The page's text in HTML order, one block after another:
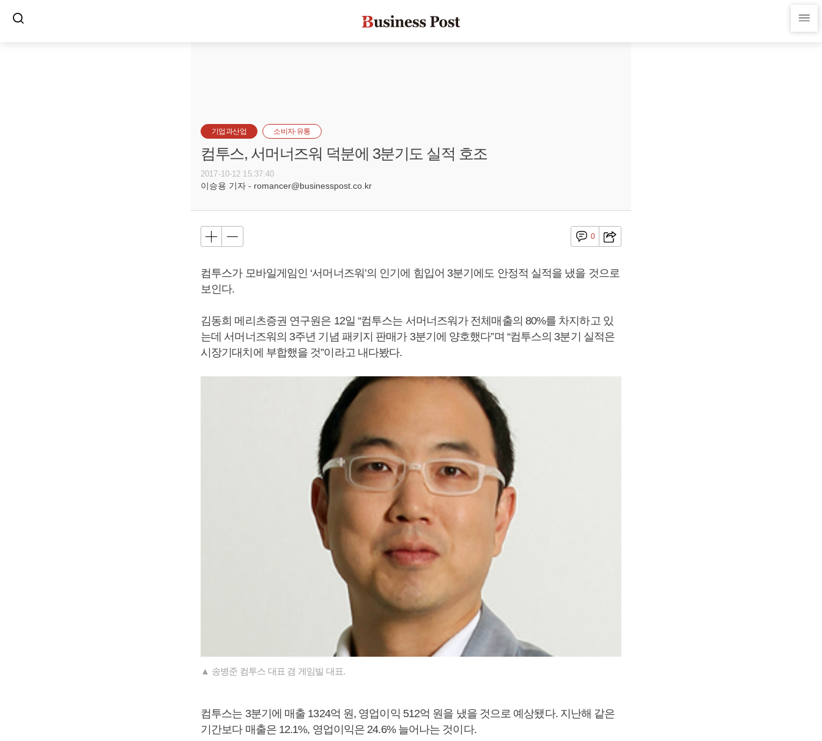
기업과산업 소비자·유통
컴투스, 서머너즈워 덕분에 3분기도 실적 호조
2017-10-12 15:37:40
이승용 기자 - romancer@businesspost.co.kr
0
컴투스가 모바일게임인 ‘서머너즈워’의 인기에 힘입어 3분기에도 안정적 실적을 냈을 것으로
보인다.
김동희 메리츠증권 연구원은 12일 “컴투스는 서머너즈워가 전체매출의 80%를 차지하고 있
는데 서머너즈워의 3주년 기념 패키지 판매가 3분기에 양호했다”며 “컴투스의 3분기 실적은
시장기대치에 부합했을 것”이라고 내다봤다.
▲ 송병준 컴투스 대표 겸 게임빌 대표.
컴투스는 3분기에 매출 1324억 원, 영업이익 512억 원을 냈을 것으로 예상됐다. 지난해 같은
기간보다 매출은 12.1%, 영업이익은 24.6% 늘어나는 것이다.